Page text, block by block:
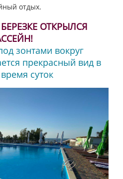
отдых.
ОТКРЫЛСЯ
зонтами вокруг
прекрасный вид в
суток